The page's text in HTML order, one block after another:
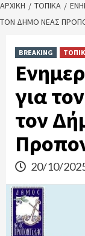
ΑΡΧΙΚΉ ΤΟΠΙΚΑ
ΤΟΝ ΔΉΜΟ ΝΈΑΣ
BREAKING
για
τον
20/10/